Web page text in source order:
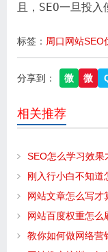
且，SEO一旦投
标签： 周口网站SEO
分享到： 微 微
相关推荐
SEO怎么学习效果
刚入行小白不知道
网站文章怎么写才
网站百度权重怎么
教你如何做网络营